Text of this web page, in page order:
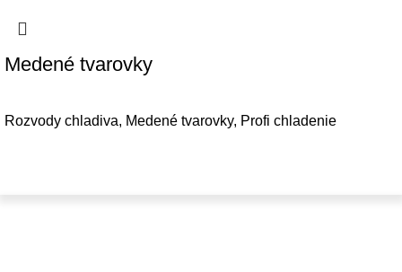
Medené tvarovky
Rozvody chladiva, Medené tvarovky, Profi chladenie